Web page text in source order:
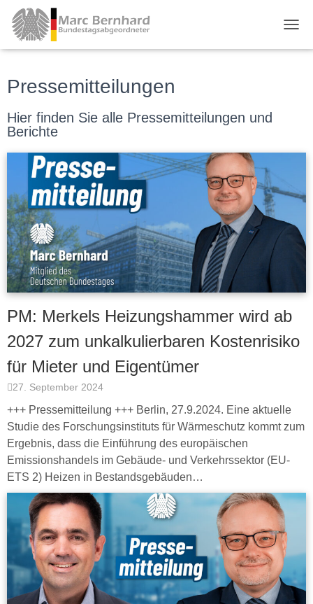
Pressemitteilungen
Hier finden Sie alle Pressemitteilungen und
Berichte
PM: Merkels Heizungshammer wird ab
2027 zum unkalkulierbaren Kostenrisiko
für Mieter und Eigentümer
27. September 2024
+++ Pressemitteilung +++ Berlin, 27.9.2024. Eine aktuelle
Studie des Forschungsinstituts für Wärmeschutz kommt zum
Ergebnis, dass die Einführung des europäischen
Emissionshandels im Gebäude- und Verkehrssektor (EU-
ETS 2) Heizen in Bestandsgebäuden…